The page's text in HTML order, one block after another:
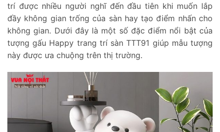
trí được nhiều người nghĩ đến đầu tiên khi muốn lắp
đầy không gian trống của sàn hay tạo điểm nhấn cho
không gian. Dưới đây là một số đặc điểm nổi bật của
tượng gấu Happy trang trí sàn TTT91 giúp mẫu tượng
này được ưa chuộng trên thị trường.